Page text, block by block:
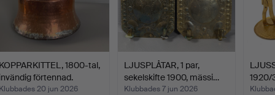
1800-tal,
förtennad.
20 jun 2026
LJUSPLÅTAR, 1 par,
sekelskifte 1900, mässi…
Klubbades 7 jun 2026
1920/